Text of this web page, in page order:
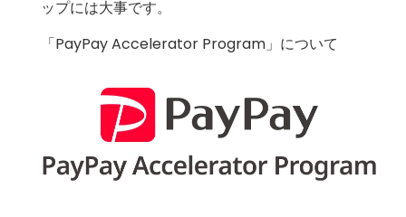
ップには大事です。
「PayPay Accelerator Program」について